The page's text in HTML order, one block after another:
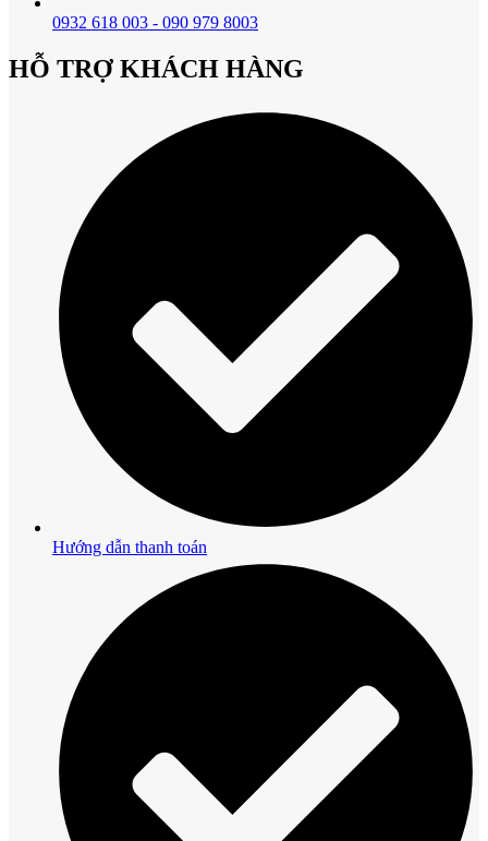
0932 618 003 - 090 979 8003
HỖ TRỢ KHÁCH HÀNG
Hướng dẫn thanh toán